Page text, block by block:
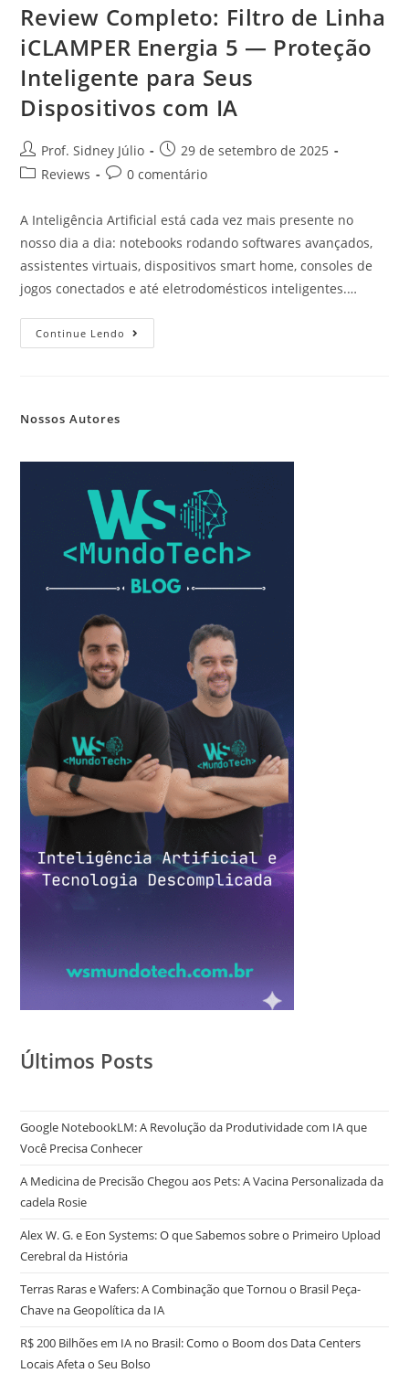
Review Completo: Filtro de Linha
iCLAMPER Energia 5 — Proteção
Inteligente para Seus
Dispositivos com IA
Prof. Sidney Júlio
29 de setembro de 2025
Reviews
0 comentário
A Inteligência Artificial está cada vez mais presente no
nosso dia a dia: notebooks rodando softwares avançados,
assistentes virtuais, dispositivos smart home, consoles de
jogos conectados e até eletrodomésticos inteligentes.…
Continue Lendo
Nossos Autores
Últimos Posts
Google NotebookLM: A Revolução da Produtividade com IA que
Você Precisa Conhecer
A Medicina de Precisão Chegou aos Pets: A Vacina Personalizada da
cadela Rosie
Alex W. G. e Eon Systems: O que Sabemos sobre o Primeiro Upload
Cerebral da História
Terras Raras e Wafers: A Combinação que Tornou o Brasil Peça-
Chave na Geopolítica da IA
R$ 200 Bilhões em IA no Brasil: Como o Boom dos Data Centers
Locais Afeta o Seu Bolso